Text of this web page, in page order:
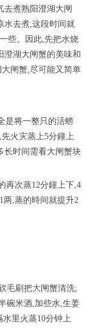
去煮熟阳澄湖大闸
水去煮,这段时间就
些。因此,先把水烧
澄湖大闸蟹的美味和
闸蟹,尽可能又简单
是将一整只的活螃
火灾蒸上5分鐘上
长时间需看大闸蟹块
再次蒸12分鐘上下,4
两,蒸的時间就提升2
毛刷把大闸蟹清洗;
碗米酒,加些水,生姜
里火蒸10分钟上